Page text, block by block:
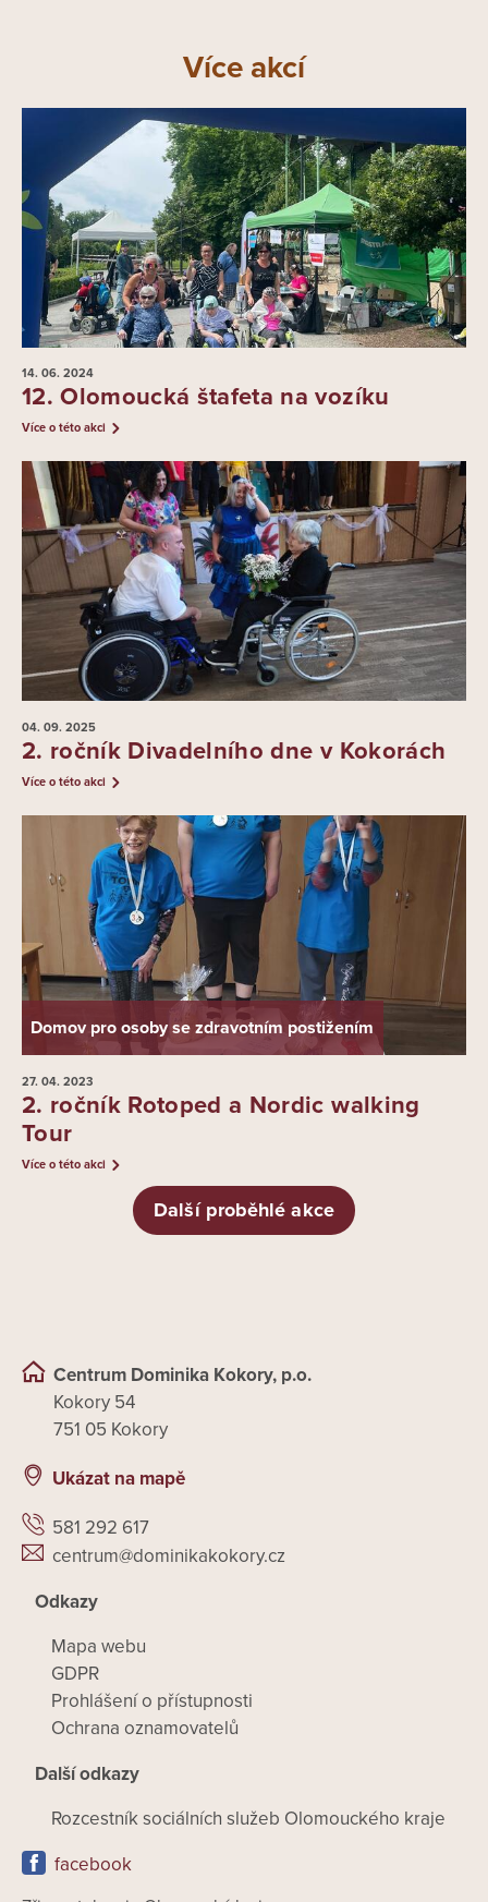
Více akcí
14. 06. 2024
12. Olomoucká štafeta na vozíku
Více o této akci
04. 09. 2025
2. ročník Divadelního dne v Kokorách
Více o této akci
Domov pro osoby se zdravotním postižením
27. 04. 2023
2. ročník Rotoped a Nordic walking
Tour
Více o této akci
Další proběhlé akce
Centrum Dominika Kokory, p.o.
Kokory 54
751 05 Kokory
Ukázat na mapě
581 292 617
centrum@dominikakokory.cz
Odkazy
Mapa webu
GDPR
Prohlášení o přístupnosti
Ochrana oznamovatelů
Další odkazy
Rozcestník sociálních služeb Olomouckého kraje
facebook